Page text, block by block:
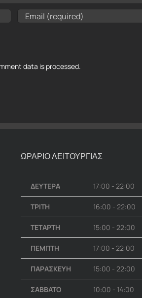
data is processed.
ΩΡΑΡΙΟ ΛΕΙΤΟΥΡΓΙΑΣ
ΔΕΥΤΕΡΑ 17:00 - 22:00
ΤΡΙΤΗ 16:00 - 22:00
ΤΕΤΑΡΤΗ 15:00 - 22:00
ΠΕΜΠΤΗ 17:00 - 22:00
ΠΑΡΑΣΚΕΥΗ 15:00 - 22:00
ΣΑΒΒΑΤΟ 10:00 - 14:00